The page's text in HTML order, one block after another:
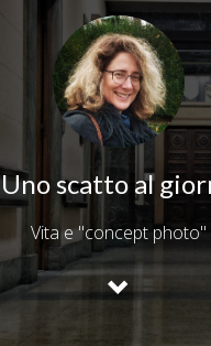
Uno scatto al
Vita e "concept photo"